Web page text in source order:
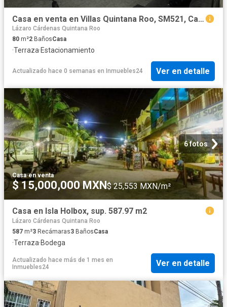
Casa en venta en Villas Quintana Roo, SM521, Cancún
Lázaro Cárdenas Quintana Roo
80 m²2 BañosCasa
·Terraza·Estacionamiento
Actualizado hace 0 semanas en Inmuebles24 Ver en detalle
6 fotos
Casa·en venta
$ 15,000,000 MXN$ 25,553 MXN/m²
Casa en Isla Holbox, sup. 587.97 m2
Lázaro Cárdenas Quintana Roo
587 m²3 Recámaras3 BañosCasa
·Terraza·Bodega
Actualizado hace más de 1 mes en
Inmuebles24
Ver en detalle